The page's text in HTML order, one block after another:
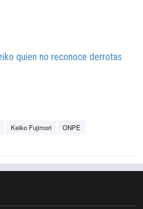
quien no reconoce derrotas
Keiko Fujimori
ONPE